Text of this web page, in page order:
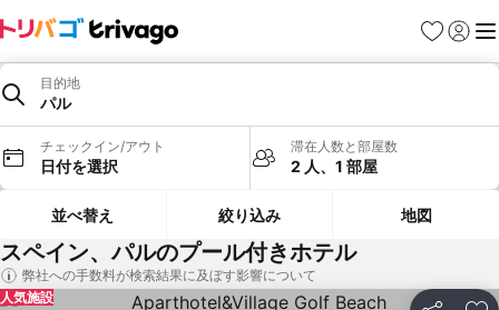
お気に入り
ログイ
メ
目的地
パル
チェックイン/アウト
日付を選択
滞在人数と部屋数
2 人、1 部屋
並べ替え 絞り込み 地図
スペイン、パルのプール付きホテル
弊社への手数料が検索結果に及ぼす影響について
人気施設